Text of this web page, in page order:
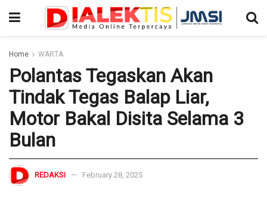
Home WARTA
Polantas Tegaskan Akan
Tindak Tegas Balap Liar,
Motor Bakal Disita Selama 3
Bulan
REDAKSI February 28, 2025